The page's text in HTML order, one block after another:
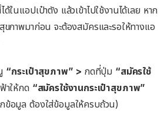
ในแอปเป๋าตัง แล้วเข้าไปใช้งานได้เลย หาก
ขภาพมาก่อน จะต้องสมัครและรอให้ทางแอ
“กระเป๋าสุขภาพ” > กดที่ปุ่ม “สมัครใช้
าให้กด “สมัครใช้งานกระเป๋าสุขภาพ”
ข้อมูล ต้องใส่ข้อมูลให้ครบถ้วน)